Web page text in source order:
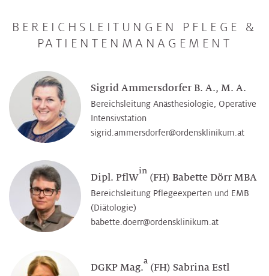
BEREICHSLEITUNGEN PFLEGE &
PATIENTENMANAGEMENT
Sigrid Ammersdorfer B. A., M. A.
Bereichsleitung Anästhesiologie, Operative
Intensivstation
sigrid.ammersdorfer@­ordensklinikum.at
Dipl. PflW
in
(FH) Babette Dörr MBA
Bereichsleitung Pflegeexperten und EMB
(Diätologie)
babette.doerr@­ordensklinikum.at
DGKP Mag.
a
(FH) Sabrina Estl